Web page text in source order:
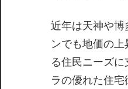
近年は天神や
ンでも地価の
る住民ニーズ
ラの優れた住